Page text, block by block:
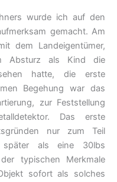
wurde ich auf den
gemacht. Am
dem Landeigentümer,
Absturz als Kind die
hatte, die erste
Begehung war das
zur Feststellung
Das erste
nur zum Teil
als eine 30lbs
typischen Merkmale
sofort als solches